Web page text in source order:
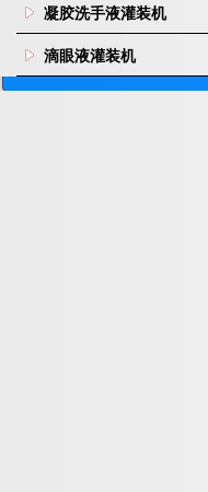
凝胶洗手液灌装机
滴眼液灌装机